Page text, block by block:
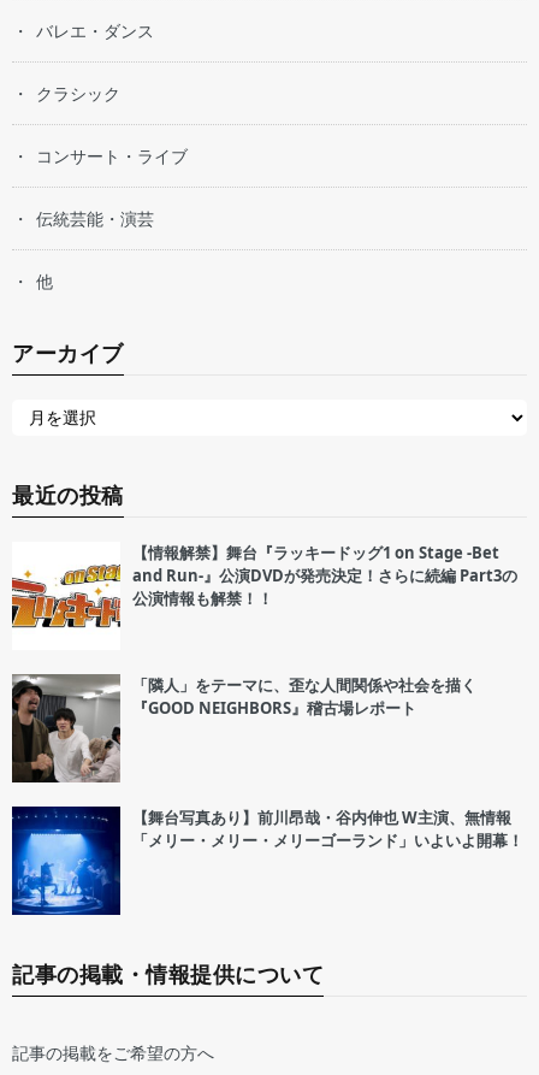
バレエ・ダンス
クラシック
コンサート・ライブ
伝統芸能・演芸
他
アーカイブ
最近の投稿
【情報解禁】舞台『ラッキードッグ1 on Stage -Bet
and Run-』公演DVDが発売決定！さらに続編 Part3の
公演情報も解禁！！
「隣人」をテーマに、歪な人間関係や社会を描く
『GOOD NEIGHBORS』稽古場レポート
【舞台写真あり】前川昂哉・谷内伸也 W主演、無情報
「メリー・メリー・メリーゴーランド」いよいよ開幕！
記事の掲載・情報提供について
記事の掲載をご希望の方へ